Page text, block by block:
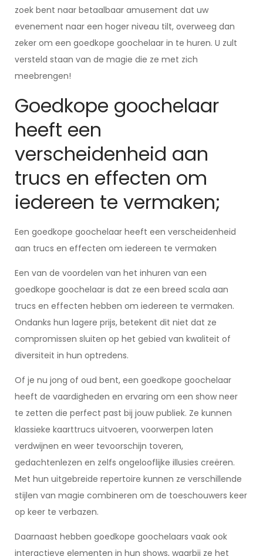
zoek bent naar betaalbaar amusement dat uw
evenement naar een hoger niveau tilt, overweeg dan
zeker om een goedkope goochelaar in te huren. U zult
versteld staan van de magie die ze met zich
meebrengen!
Goedkope goochelaar
heeft een
verscheidenheid aan
trucs en effecten om
iedereen te vermaken;
Een goedkope goochelaar heeft een verscheidenheid
aan trucs en effecten om iedereen te vermaken
Een van de voordelen van het inhuren van een
goedkope goochelaar is dat ze een breed scala aan
trucs en effecten hebben om iedereen te vermaken.
Ondanks hun lagere prijs, betekent dit niet dat ze
compromissen sluiten op het gebied van kwaliteit of
diversiteit in hun optredens.
Of je nu jong of oud bent, een goedkope goochelaar
heeft de vaardigheden en ervaring om een show neer
te zetten die perfect past bij jouw publiek. Ze kunnen
klassieke kaarttrucs uitvoeren, voorwerpen laten
verdwijnen en weer tevoorschijn toveren,
gedachtenlezen en zelfs ongelooflijke illusies creëren.
Met hun uitgebreide repertoire kunnen ze verschillende
stijlen van magie combineren om de toeschouwers keer
op keer te verbazen.
Daarnaast hebben goedkope goochelaars vaak ook
interactieve elementen in hun shows, waarbij ze het